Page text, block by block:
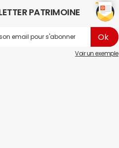
PATRIMOINE
Voir un exemple